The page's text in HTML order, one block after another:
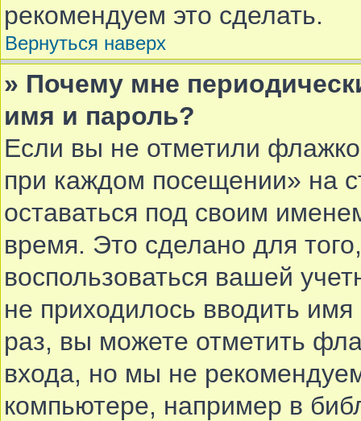
рекомендуем это сделать.
Вернуться наверх
» Почему мне
имя и пароль?
Если вы не отметили
при каждом посещении» на
оставаться под своим
время. Это сделано для
воспользоваться вашей
не приходилось вводить
раз, вы можете отметить
входа, но мы не
компьютере, например в